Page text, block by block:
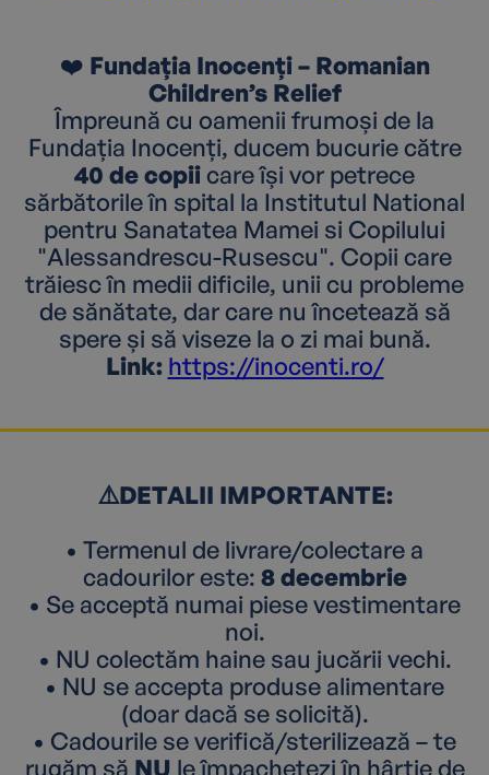
❤️ Fundația Inocenți – Romanian
Children’s Relief
Împreună cu oamenii frumoși de la
Fundația Inocenți, ducem bucurie către
40 de copiicare își vor petrece
sărbătorile în spital la Institutul National
pentru Sanatatea Mamei si Copilului
"Alessandrescu-Rusescu". Copii care
trăiesc în medii dificile, unii cu probleme
de sănătate, dar care nu încetează să
spere și să viseze la o zi mai bună.
Link: https://inocenti.ro/
⚠️DETALII IMPORTANTE:
• Termenul de livrare/colectare a
cadourilor este: 8 decembrie
• Se acceptă numai piese vestimentare
noi.
• NU colectăm haine sau jucării vechi.
• NU se accepta produse alimentare
(doar dacă se solicită).
• Cadourile se verifică/sterilizează – te
rugăm să NU le împachetezi în hârtie de